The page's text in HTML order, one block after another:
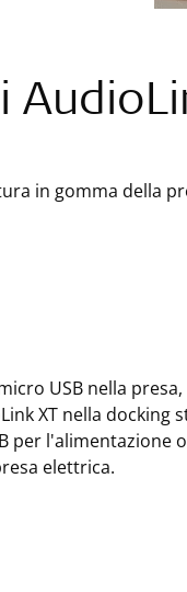
in gomma della
USB nella
XT nella docking
per l'alimentazione
elettrica.